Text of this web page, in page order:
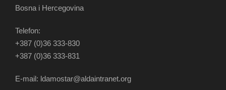
Bosna i Hercegovina
Telefon:
+387 (0)36 333-830
+387 (0)36 333-831
E-mail: ldamostar@aldaintranet.org